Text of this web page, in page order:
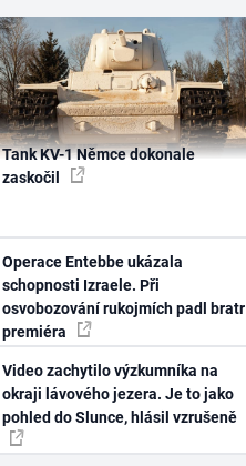
Tank KV-1 Němce dokonale
zaskočil
Operace Entebbe ukázala
schopnosti Izraele. Při
osvobozování rukojmích padl bratr
premiéra
Video zachytilo výzkumníka na
okraji lávového jezera. Je to jako
pohled do Slunce, hlásil vzrušeně